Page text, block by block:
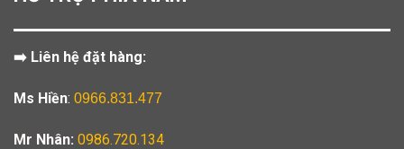
➡️ Liên hệ đặt hàng:
Ms Hiền: 0966.831.477
Mr Nhân: 0986.720.134